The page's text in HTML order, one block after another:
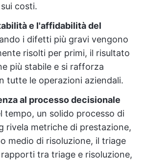
costi.
e l'affidabilità del
i difetti più gravi vengono
risolti per primi, il risultato
più stabile e si rafforza
tutte le operazioni aziendali.
al processo decisionale
tempo, un solido processo di
rivela metriche di prestazione,
medio di risoluzione, il triage
tra triage e risoluzione,